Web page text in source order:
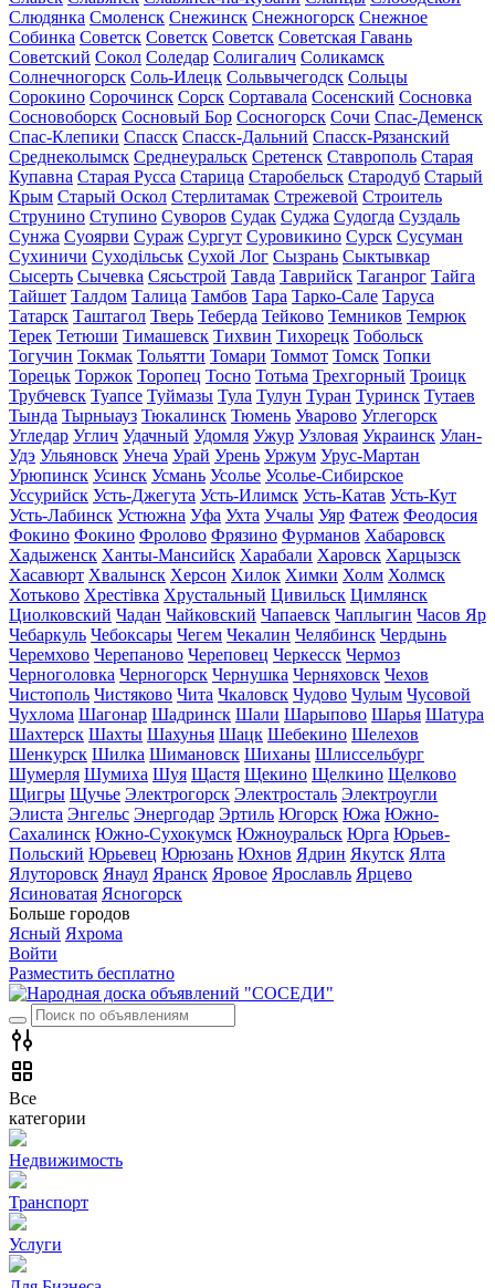
Слюдянка Смоленск Снежинск Снежногорск Снежное
Собинка Советск Советск Советск Советская Гавань
Советский Сокол Соледар Солигалич Соликамск
Солнечногорск Соль-Илецк Сольвычегодск Сольцы
Сорокино Сорочинск Сорск Сортавала Сосенский Сосновка
Сосновоборск Сосновый Бор Сосногорск Сочи Спас-Деменск
Спас-Клепики Спасск Спасск-Дальний Спасск-Рязанский
Среднеколымск Среднеуральск Сретенск Ставрополь Старая
Купавна Старая Русса Старица Старобельск Стародуб Старый
Крым Старый Оскол Стерлитамак Стрежевой Строитель
Струнино Ступино Суворов Судак Суджа Судогда Суздаль
Сунжа Суоярви Сураж Сургут Суровикино Сурск Сусуман
Сухиничи Суходільськ Сухой Лог Сызрань Сыктывкар
Сысерть Сычевка Сясьстрой Тавда Таврийск Таганрог Тайга
Тайшет Талдом Талица Тамбов Тара Тарко-Сале Таруса
Татарск Таштагол Тверь Теберда Тейково Темников Темрюк
Терек Тетюши Тимашевск Тихвин Тихорецк Тобольск
Тогучин Токмак Тольятти Томари Томмот Томск Топки
Торецьк Торжок Торопец Тосно Тотьма Трехгорный Троицк
Трубчевск Туапсе Туймазы Тула Тулун Туран Туринск Тутаев
Тында Тырныауз Тюкалинск Тюмень Уварово Углегорск
Угледар Углич Удачный Удомля Ужур Узловая Украинск Улан-
Удэ Ульяновск Унеча Урай Урень Уржум Урус-Мартан
Урюпинск Усинск Усмань Усолье Усолье-Сибирское
Уссурийск Усть-Джегута Усть-Илимск Усть-Катав Усть-Кут
Усть-Лабинск Устюжна Уфа Ухта Учалы Уяр Фатеж Феодосия
Фокино Фокино Фролово Фрязино Фурманов Хабаровск
Хадыженск Ханты-Мансийск Харабали Харовск Харцызск
Хасавюрт Хвалынск Херсон Хилок Химки Холм Холмск
Хотьково Хрестівка Хрустальный Цивильск Цимлянск
Циолковский Чадан Чайковский Чапаевск Чаплыгин Часов Яр
Чебаркуль Чебоксары Чегем Чекалин Челябинск Чердынь
Черемхово Черепаново Череповец Черкесск Чермоз
Черноголовка Черногорск Чернушка Черняховск Чехов
Чистополь Чистяково Чита Чкаловск Чудово Чулым Чусовой
Чухлома Шагонар Шадринск Шали Шарыпово Шарья Шатура
Шахтерск Шахты Шахунья Шацк Шебекино Шелехов
Шенкурск Шилка Шимановск Шиханы Шлиссельбург
Шумерля Шумиха Шуя Щастя Щекино Щелкино Щелково
Щигры Щучье Электрогорск Электросталь Электроугли
Элиста Энгельс Энергодар Эртиль Югорск Южа Южно-
Сахалинск Южно-Сухокумск Южноуральск Юрга Юрьев-
Польский Юрьевец Юрюзань Юхнов Ядрин Якутск Ялта
Ялуторовск Янаул Яранск Яровое Ярославль Ярцево
Ясиноватая Ясногорск
Больше городов
Ясный Яхрома
Войти
Разместить бесплатно
Все
категории
Недвижимость
Транспорт
Услуги